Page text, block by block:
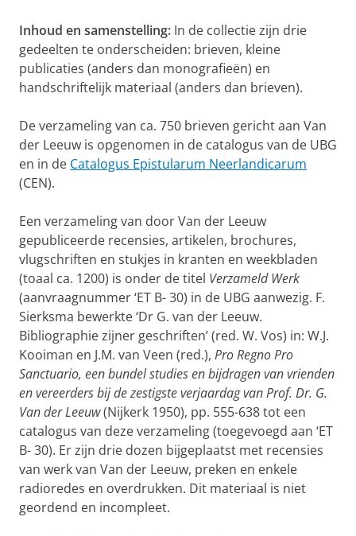
Inhoud en samenstelling: In de collectie zijn drie
gedeelten te onderscheiden: brieven, kleine
publicaties (anders dan monografieën) en
handschriftelijk materiaal (anders dan brieven).
De verzameling van ca. 750 brieven gericht aan Van
der Leeuw is opgenomen in de catalogus van de UBG
en in de Catalogus Epistularum Neerlandicarum
(CEN).
Een verzameling van door Van der Leeuw
gepubliceerde recensies, artikelen, brochures,
vlugschriften en stukjes in kranten en weekbladen
(toaal ca. 1200) is onder de titel Verzameld Werk
(aanvraagnummer ‘ET B- 30) in de UBG aanwezig. F.
Sierksma bewerkte ‘Dr G. van der Leeuw.
Bibliographie zijner geschriften’ (red. W. Vos) in: W.J.
Kooiman en J.M. van Veen (red.), Pro Regno Pro
Sanctuario, een bundel studies en bijdragen van vrienden
en vereerders bij de zestigste verjaardag van Prof. Dr. G.
Van der Leeuw(Nijkerk 1950), pp. 555-638 tot een
catalogus van deze verzameling (toegevoegd aan ‘ET
B- 30). Er zijn drie dozen bijgeplaatst met recensies
van werk van Van der Leeuw, preken en enkele
radioredes en overdrukken. Dit materiaal is niet
geordend en incompleet.